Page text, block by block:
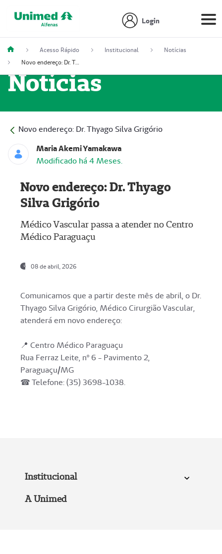
Login
Acesso Rápido Institucional
Notícias
Novo endereço: Dr. Thyago Silva Grigório
Notícias
Novo endereço: Dr. Thyago Silva Grigório
Maria Akemi Yamakawa
Modificado há 4 Meses.
Novo endereço: Dr. Thyago
Silva Grigório
Médico Vascular passa a atender no Centro
Médico Paraguaçu
08 de abril, 2026
Comunicamos que a partir deste mês de abril, o Dr.
Thyago Silva Grigório, Médico Cirurgião Vascular,
atenderá em novo endereço:
📍 Centro Médico Paraguaçu
Rua Ferraz Leite, nº 6 - Pavimento 2,
Paraguaçu/MG
☎ Telefone: (35) 3698-1038.
Institucional
A Unimed